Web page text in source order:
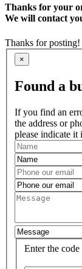
Thanks for your
We will contact
Thanks for posting!
×
Found a
If you find an
the address or
please indicate
Enter the